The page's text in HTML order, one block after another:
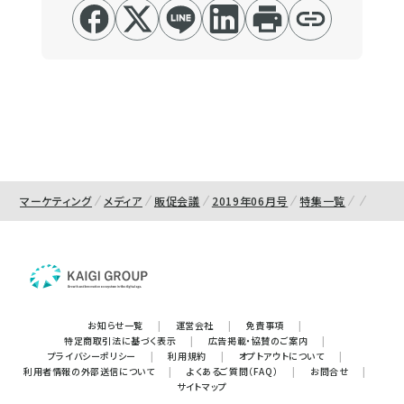
マーケティング メディア 販促会議 2019年06月号 特集一覧
お知らせ一覧 | 運営会社 | 免責事項
|
特定商取引法に基づく表示
| 広告掲載・協賛のご案内
|
プライバシーポリシー
| 利用規約 | オプトアウトについて
|
利用者情報の外部送信について
| よくあるご質問（FAQ） | お問合せ
|
サイトマップ